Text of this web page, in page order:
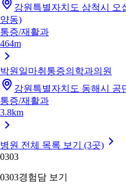
강원특별자치도 삼척시 오
양동)
통증/재활과
464m
박원일마취통증의학과의원
강원특별자치도 동해시 공
통증/재활과
3.8km
병원 전체 목록 보기 (3곳)
0303
0303경험담 보기